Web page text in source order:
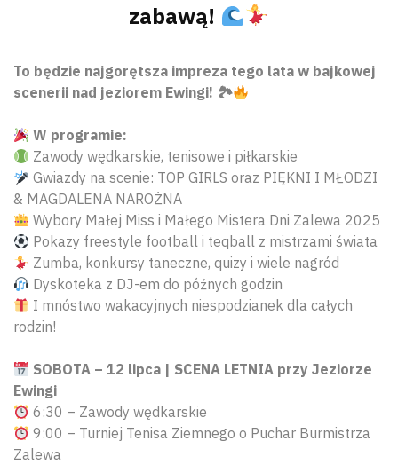
zabawą!
To będzie najgorętsza impreza tego lata w bajkowej
scenerii nad jeziorem Ewingi! 🏞
W programie:
Zawody wędkarskie, tenisowe i piłkarskie
Gwiazdy na scenie: TOP GIRLS oraz PIĘKNI I MŁODZI
& MAGDALENA NAROŻNA
Wybory Małej Miss i Małego Mistera Dni Zalewa 2025
Pokazy freestyle football i teqball z mistrzami świata
Zumba, konkursy taneczne, quizy i wiele nagród
Dyskoteka z DJ-em do późnych godzin
I mnóstwo wakacyjnych niespodzianek dla całych
rodzin!
SOBOTA – 12 lipca | SCENA LETNIA przy Jeziorze
Ewingi
6:30 – Zawody wędkarskie
9:00 – Turniej Tenisa Ziemnego o Puchar Burmistrza
Zalewa